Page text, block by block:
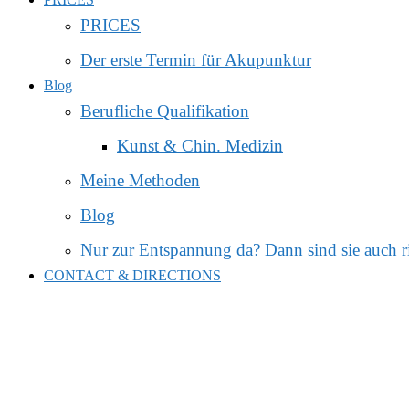
PRICES
Der erste Termin für Akupunktur
Blog
Berufliche Qualifikation
Kunst & Chin. Medizin
Meine Methoden
Blog
Nur zur Entspannung da? Dann sind sie auch
CONTACT & DIRECTIONS